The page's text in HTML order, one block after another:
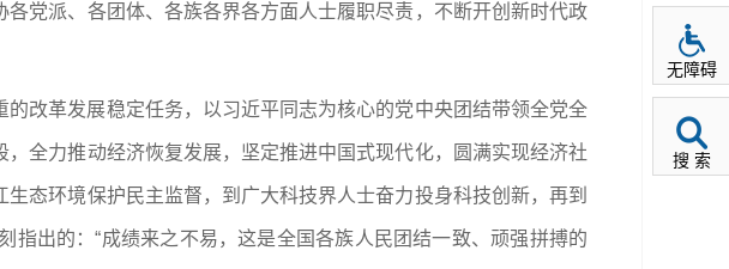
党派、各团体、各族各界各方面人士履职尽责，不断开创新时代政
改革发展稳定任务，以习近平同志为核心的党中央团结带领全党全
全力推动经济恢复发展，坚定推进中国式现代化，圆满实现经济社
态环境保护民主监督，到广大科技界人士奋力投身科技创新，再到
出的：“成绩来之不易，这是全国各族人民团结一致、顽强拼搏的
无障碍
搜 索